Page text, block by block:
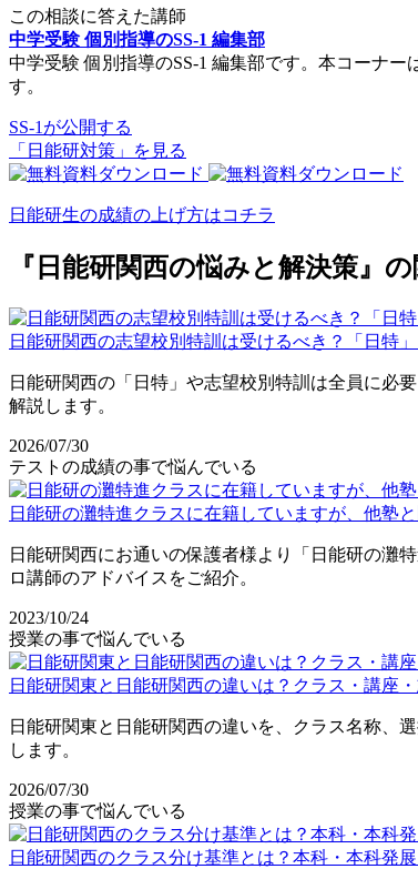
この相談に答えた講師
中学受験 個別指導のSS-1 編集部
中学受験 個別指導のSS-1 編集部です。本コーナ
す。
SS-1が公開する
「日能研対策」を見る
日能研生の成績の上げ方はコチラ
『日能研関西の悩みと解決策』
日能研関西の志望校別特訓は受けるべき？「日特
日能研関西の「日特」や志望校別特訓は全員に必
解説します。
2026/07/30
テストの成績の事で悩んでいる
日能研の灘特進クラスに在籍していますが、他塾
日能研関西にお通いの保護者様より「日能研の灘
ロ講師のアドバイスをご紹介。
2023/10/24
授業の事で悩んでいる
日能研関東と日能研関西の違いは？クラス・講座
日能研関東と日能研関西の違いを、クラス名称、
します。
2026/07/30
授業の事で悩んでいる
日能研関西のクラス分け基準とは？本科・本科発